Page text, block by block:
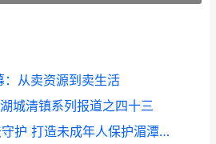
从卖资源到卖生活
城清镇系列报道之四十三
推行“四维干预”司法守护 打造未成年人保护湄潭样板